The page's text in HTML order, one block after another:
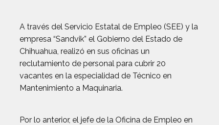
A través del Servicio Estatal de Empleo (SEE) y la
empresa “Sandvik” el Gobierno del Estado de
Chihuahua, realizó en sus oficinas un
reclutamiento de personal para cubrir 20
vacantes en la especialidad de Técnico en
Mantenimiento a Maquinaria.
Por lo anterior, el jefe de la Oficina de Empleo en